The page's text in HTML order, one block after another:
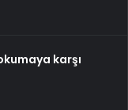
karşı